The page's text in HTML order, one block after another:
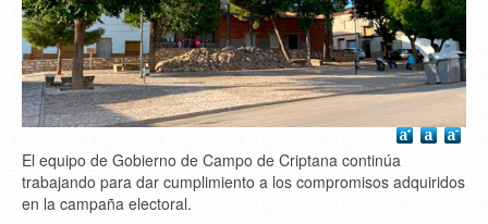
El equipo de Gobierno de Campo de Criptana continúa
trabajando para dar cumplimiento a los compromisos adquiridos
en la campaña electoral.